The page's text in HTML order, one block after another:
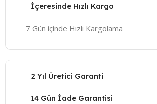
İçeresinde Hızlı Kargo
7 Gün içinde Hızlı Kargolama
2 Yıl Üretici Garanti
14 Gün İade Garantisi